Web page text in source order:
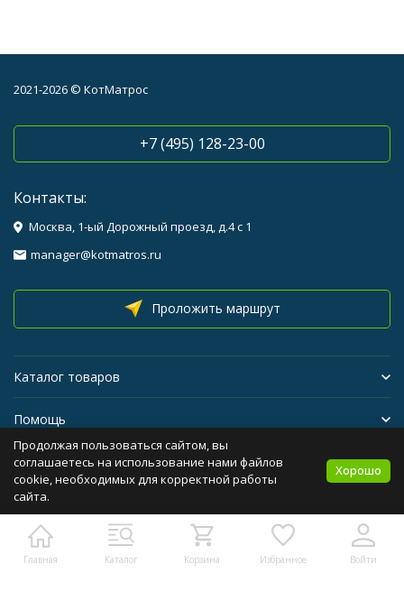
Главная Каталог Корзина Избранное Войти
2021-2026 © КотМатрос
+7 (495) 128-23-00
Контакты:
Москва, 1-ый Дорожный проезд, д.4 с 1
manager@kotmatros.ru
Проложить маршрут
Каталог товаров
Помощь
Бренды
Политика персональных данных Карта сайта
Продолжая пользоваться сайтом, вы
соглашаетесь на использование нами файлов
cookie, необходимых для корректной работы
сайта.
Хорошо